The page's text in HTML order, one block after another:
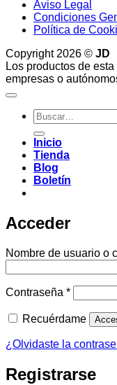
Aviso Legal
Condiciones
Política de
Copyright 2026 © JD
Los productos de
empresas o
Buscar
por:
Inicio
Tienda
Blog
Boletín
Acceder
Nombre de usuario o
Contraseña *
Recuérdame
¿Olvidaste la
Registrarse